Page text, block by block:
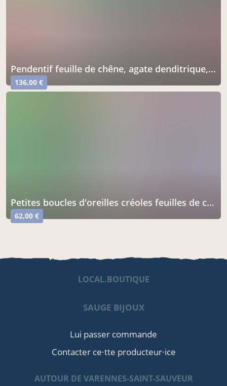
pendentif feuille de chêne, agate denditrique, argent 925 et cuivre patiné
136,00 €
petites boucles d'oreilles créoles feuilles de chêne, cuivre patiné
62,00 €
LOCAL.BOUTIQUE
SAUGE BIJOUX
Lui passer commande
Contacter ce·tte producteur·ice
AUTOUR DE VARENNES-SAINT-SAUVEUR